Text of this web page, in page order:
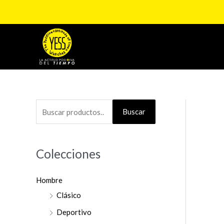
u
c
r
Buscar
Colecciones
Hombre
Clásico
Deportivo